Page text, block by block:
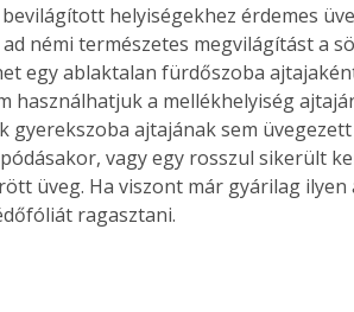
helyiségekhez érdemes
ad némi természetes megvilágítást a
egy ablaktalan fürdőszoba
használhatjuk a mellékhelyiség
gyerekszoba ajtajának sem
vagy egy rosszul sikerült
üveg. Ha viszont már gyárilag
ragasztani.